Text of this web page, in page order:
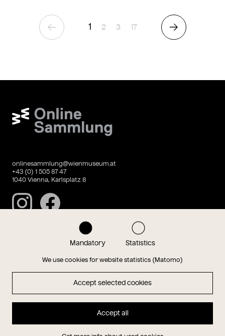
Mandatory Statistics
We use cookies for website statistics (Matomo)
Accept selected cookies
Accept all
Previous Page
1 Page
2 Page
3 Page
17 Next Page
Wien Museum Online Sammlung
onlinesammlung@wienmuseum.at
+43 (0) 1 505 87 47
1040 Vienna, Karlsplatz 8
InstagramFacebook
Magazin
Hauptseite
Imprint